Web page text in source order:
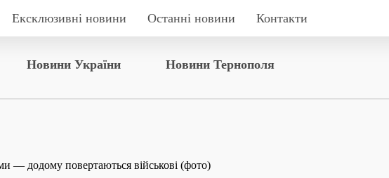
Ексклюзивні новини Останні новини Контакти
Новини України Новини Тернополя